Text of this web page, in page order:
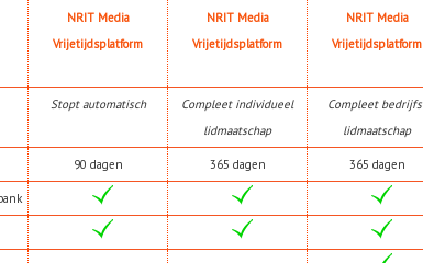
NRIT Media
Vrijetijdsplatform
NRIT Media
Vrijetijdsplatform
NRIT Media
Vrijetijdsplatform
Stopt automatisch
Compleet individueel
lidmaatschap
Compleet
lidmaatschap
90 dagen 365 dagen 365 dagen